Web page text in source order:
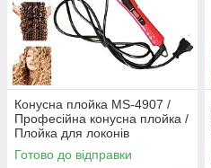
Конусна плойка MS-4907 /
Професійна конусна плойка /
Плойка для локонів
Готово до відправки